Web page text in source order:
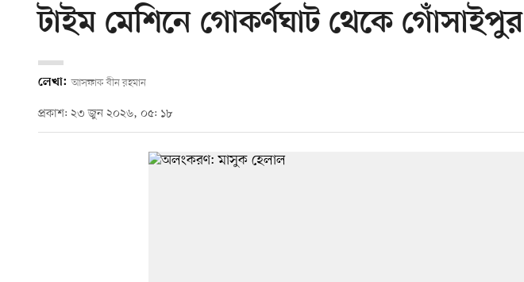
টাইম মেশিনে গোকর্ণঘাট থেকে গোঁসাইপুর
লেখা: আসফাক বীন রহমান
প্রকাশ: ২৩ জুন ২০২৬, ০৫: ১৮